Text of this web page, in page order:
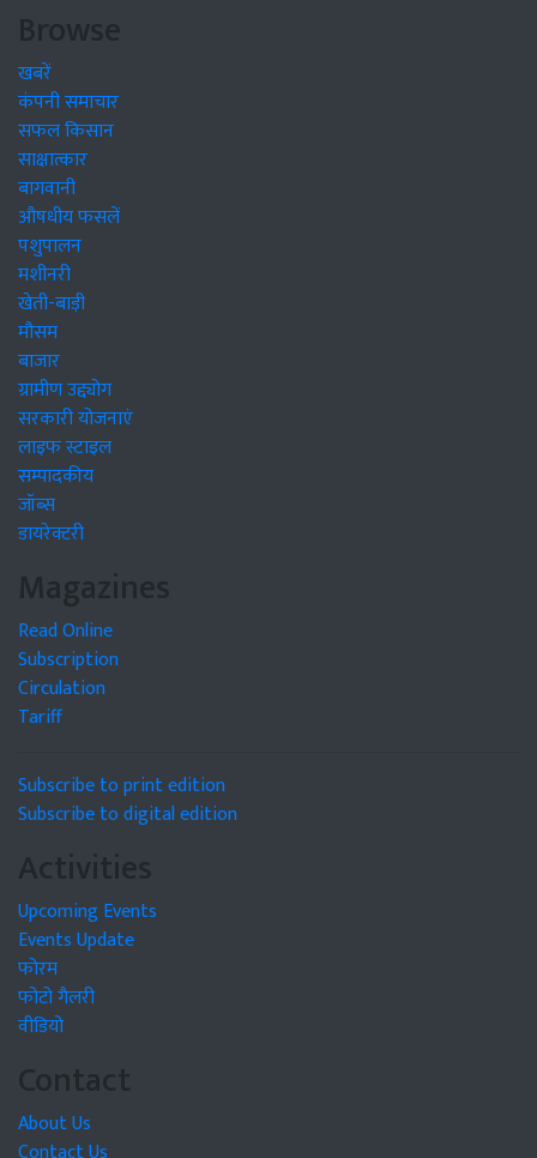
Browse
खबरें
कंपनी समाचार
सफल किसान
साक्षात्कार
बागवानी
औषधीय फसलें
पशुपालन
मशीनरी
खेती-बाड़ी
मौसम
बाजार
ग्रामीण उद्द्योग
सरकारी योजनाएं
लाइफ स्टाइल
सम्पादकीय
जॉब्स
डायरेक्टरी
Magazines
Read Online
Subscription
Circulation
Tariff
Subscribe to print edition
Subscribe to digital edition
Activities
Upcoming Events
Events Update
फोरम
फोटो गैलरी
वीडियो
Contact
About Us